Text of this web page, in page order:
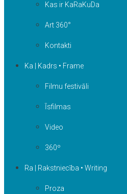
Kas ir KaRaKuDa
Art 360°
Kontakti
Ka | Kadrs • Frame
Filmu festivāli
Īsfilmas
Video
360º
Ra | Rakstniecība • Writing
Proza